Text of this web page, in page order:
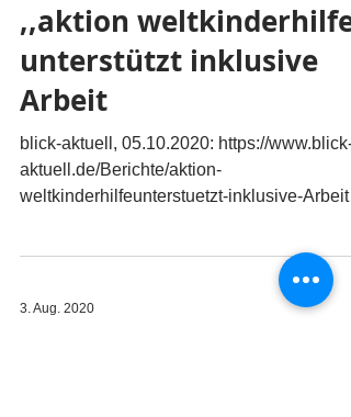
,,aktion weltkinderhilfe“
unterstützt inklusive
Arbeit
blick-aktuell, 05.10.2020: https://www.blick-
aktuell.de/Berichte/aktion-
weltkinderhilfeunterstuetzt-inklusive-Arbeit-
3. Aug. 2020